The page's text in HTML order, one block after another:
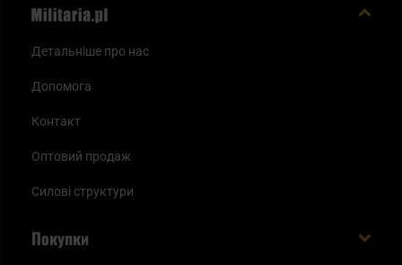
Детальніше про нас
Допомога
Контакт
Оптовий продаж
Силові структури
Покупки